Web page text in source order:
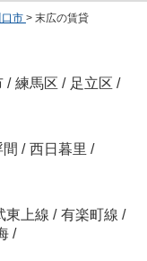
口市 > 末広の賃貸
/ 練馬区 / 足立区 /
間 / 西日暮里 /
東上線 / 有楽町線 /
/